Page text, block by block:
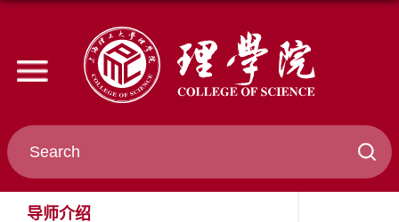
导师介绍